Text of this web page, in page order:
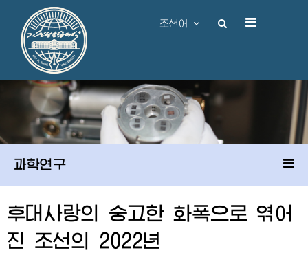
조선어
과학연구
후대사랑의 숭고한 화폭으로 엮어
진 조선의 2022년